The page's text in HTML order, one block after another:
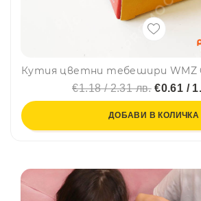
€1.18 / 2.31 лв.€0.61 /
ДОБАВИ В КОЛИЧКА